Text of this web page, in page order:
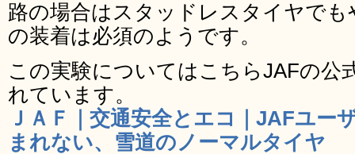
路の場合はスタッドレスタイヤで
の装着は必須のようです。
この実験についてはこちらJAFの公
れています。
ＪＡＦ｜交通安全とエコ｜JAFユー
まれない、雪道のノーマルタイヤ